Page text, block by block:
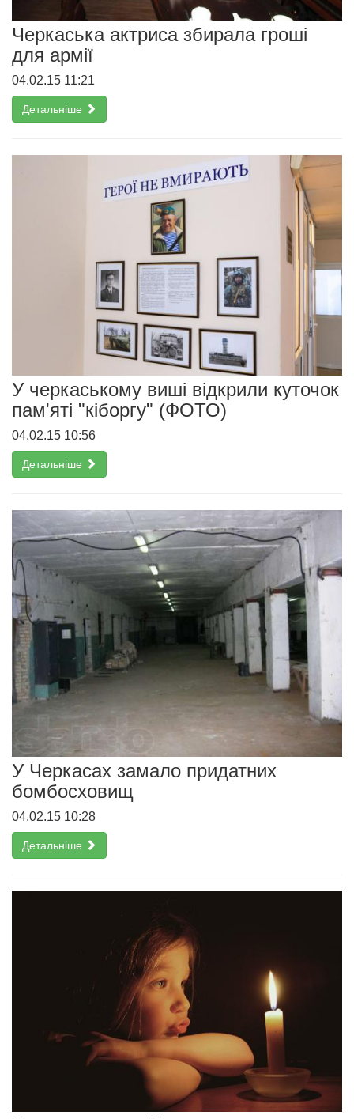
Черкаська актриса збирала гроші
для армії
04.02.15 11:21
Детальніше
У черкаському виші відкрили куточок
пам'яті "кіборгу" (ФОТО)
04.02.15 10:56
Детальніше
У Черкасах замало придатних
бомбосховищ
04.02.15 10:28
Детальніше